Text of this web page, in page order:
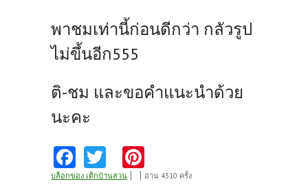
พาชมเท่านี้ก่อนดีกว่า กลัวรูป
ไม่ขึ้นอีก555
ติ-ชม และขอคำแนะนำด้วย
นะคะ
Fa
ce w nt
บล็อกของ เด็กบ้านสวน อ่าน 4310 ครั้ง